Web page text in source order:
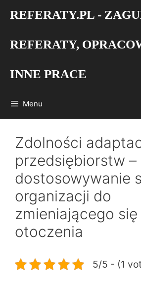
REFERATY.PL -
REFERATY,
INNE PRACE
Menu
Zdolności
przedsiębiorstw –
dostosowywanie
organizacji do
zmieniającego się
otoczenia
5/5 - (1